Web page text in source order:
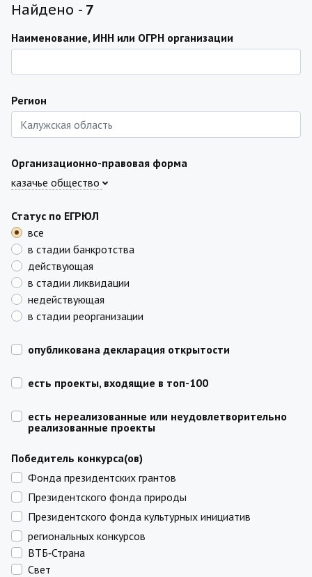
Найдено - 7
Наименование, ИНН или ОГРН организации
Регион
Организационно-правовая форма
казачье общество
Статус по ЕГРЮЛ
все
в стадии банкротства
действующая
в стадии ликвидации
недействующая
в стадии реорганизации
опубликована декларация открытости
есть проекты, входящие в топ-100
есть нереализованные или неудовлетворительно
реализованные проекты
Победитель конкурса(ов)
Фонда президентских грантов
Президентского фонда природы
Президентского фонда культурных инициатив
региональных конкурсов
ВТБ‑Страна
Свет